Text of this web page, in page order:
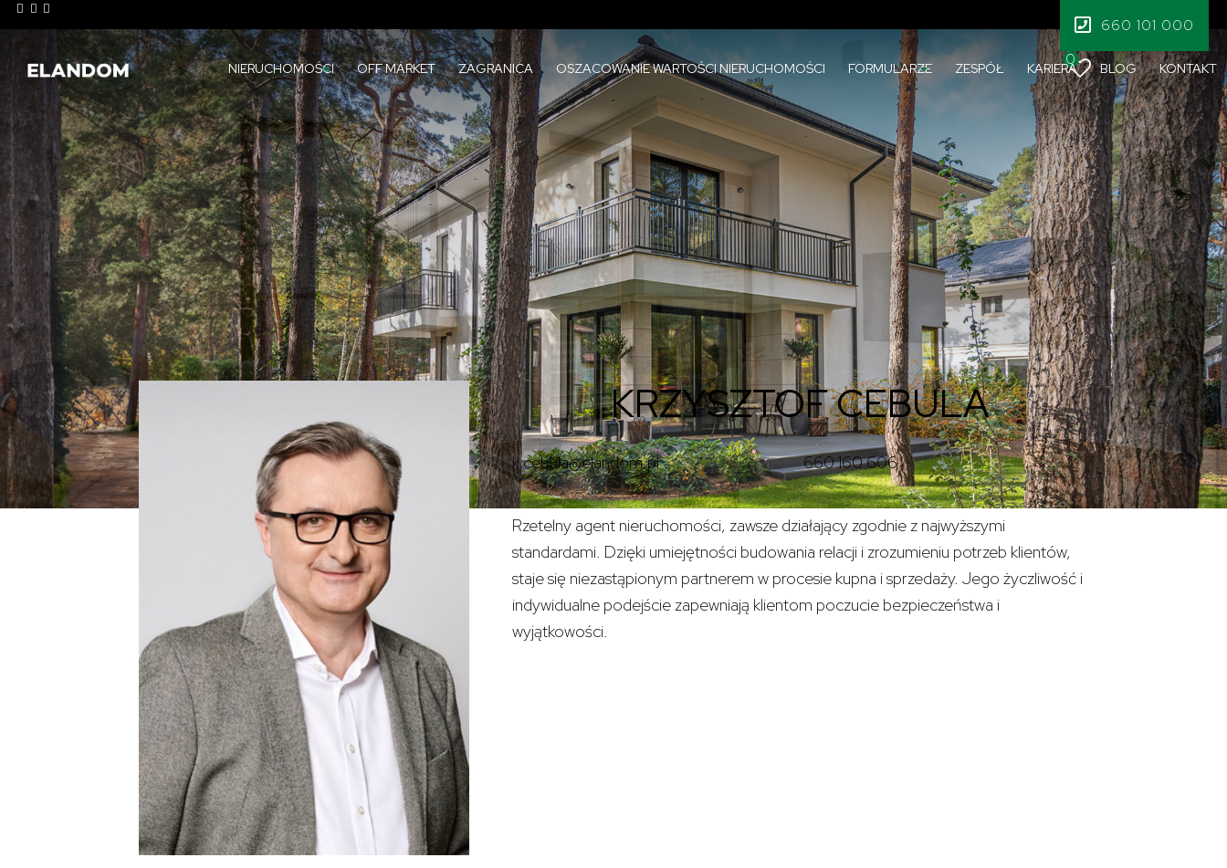
660 101 000
0
NIERUCHOMOŚCI OFF MARKET ZAGRANICA OSZACOWANIE WARTOŚCI NIERUCHOMOŚCI FORMULARZE ZESPÓŁ KARIERA BLOG KONTAKT
KRZYSZTOF CEBULA
k.cebula@elandom.pl 660 160 606
Rzetelny agent nieruchomości, zawsze działający zgodnie z najwyższymi
standardami. Dzięki umiejętności budowania relacji i zrozumieniu potrzeb klientów,
staje się niezastąpionym partnerem w procesie kupna i sprzedaży. Jego życzliwość i
indywidualne podejście zapewniają klientom poczucie bezpieczeństwa i
wyjątkowości.